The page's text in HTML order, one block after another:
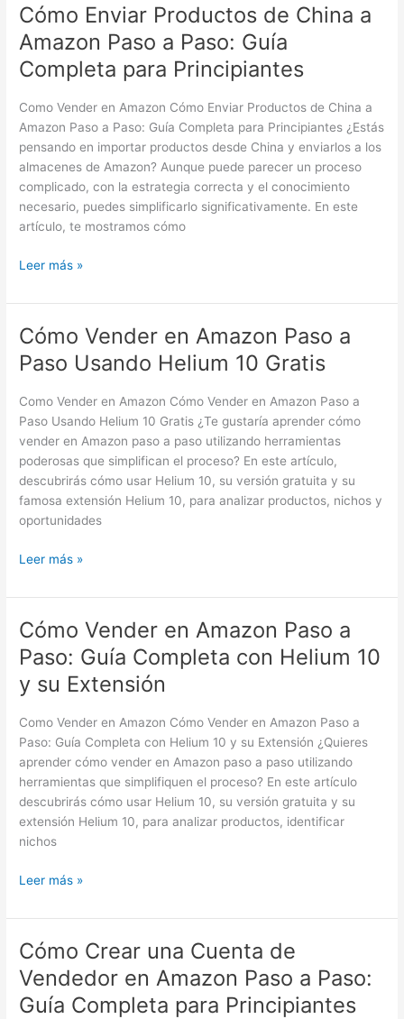
Cómo Enviar Productos de China a
Amazon Paso a Paso: Guía
Completa para Principiantes
Como Vender en Amazon Cómo Enviar Productos de China a
Amazon Paso a Paso: Guía Completa para Principiantes ¿Estás
pensando en importar productos desde China y enviarlos a los
almacenes de Amazon? Aunque puede parecer un proceso
complicado, con la estrategia correcta y el conocimiento
necesario, puedes simplificarlo significativamente. En este
artículo, te mostramos cómo
Cómo
Enviar
Productos
de
a
Amazon
Paso
a
Paso:
Guía
Completa
Principiantes
Leer más »
Cómo Vender en Amazon Paso a
Paso Usando Helium 10 Gratis
Como Vender en Amazon Cómo Vender en Amazon Paso a
Paso Usando Helium 10 Gratis ¿Te gustaría aprender cómo
vender en Amazon paso a paso utilizando herramientas
poderosas que simplifican el proceso? En este artículo,
descubrirás cómo usar Helium 10, su versión gratuita y su
famosa extensión Helium 10, para analizar productos, nichos y
oportunidades
Cómo
Vender
en
Usando
Gratis
Leer más »
Cómo Vender en Amazon Paso a
Paso: Guía Completa con Helium 10
y su Extensión
Como Vender en Amazon Cómo Vender en Amazon Paso a
Paso: Guía Completa con Helium 10 y su Extensión ¿Quieres
aprender cómo vender en Amazon paso a paso utilizando
herramientas que simplifiquen el proceso? En este artículo
descubrirás cómo usar Helium 10, su versión gratuita y su
extensión Helium 10, para analizar productos, identificar
nichos
Cómo
Vender
en
Amazon
a
Paso:
Guía
Completa
con
Helium
10
su
Leer más »
Cómo Crear una Cuenta de
Vendedor en Amazon Paso a Paso:
Guía Completa para Principiantes
Cómo
Crear
una
Cuenta